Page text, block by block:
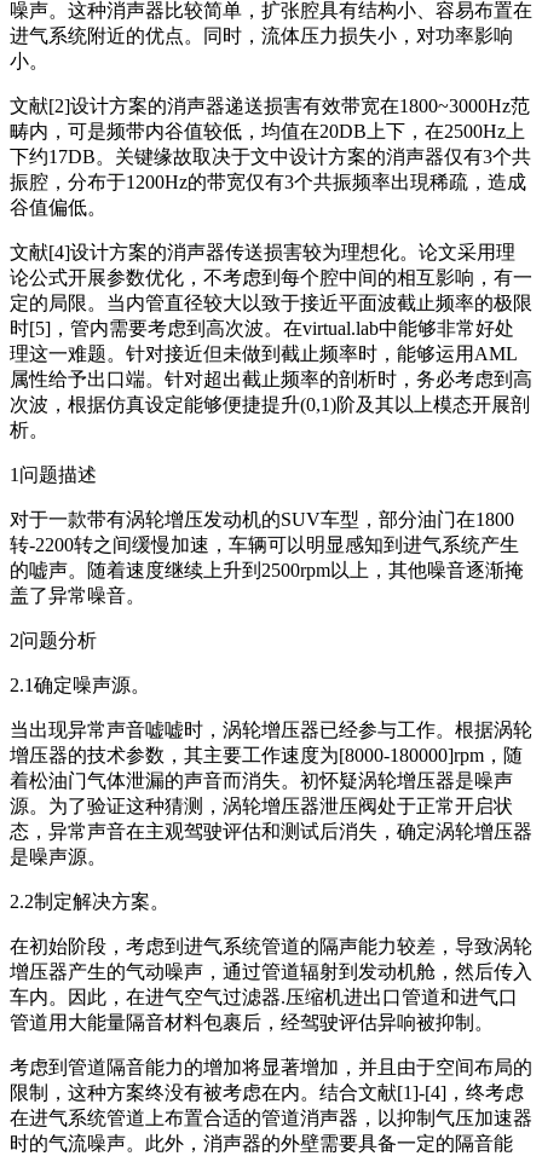
噪声。这种消声器比较简单，扩张腔具有结构小、容易布置在
进气系统附近的优点。同时，流体压力损失小，对功率影响
小。
文献[2]设计方案的消声器递送损害有效带宽在1800~3000Hz范
畴内，可是频带内谷值较低，均值在20DB上下，在2500Hz上
下约17DB。关键缘故取决于文中设计方案的消声器仅有3个共
振腔，分布于1200Hz的带宽仅有3个共振频率出現稀疏，造成
谷值偏低。
文献[4]设计方案的消声器传送损害较为理想化。论文采用理
论公式开展参数优化，不考虑到每个腔中间的相互影响，有一
定的局限。当内管直径较大以致于接近平面波截止频率的极限
时[5]，管内需要考虑到高次波。在virtual.lab中能够非常好处
理这一难题。针对接近但未做到截止频率时，能够运用AML
属性给予出口端。针对超出截止频率的剖析时，务必考虑到高
次波，根据仿真设定能够便捷提升(0,1)阶及其以上模态开展剖
析。
1问题描述
对于一款带有涡轮增压发动机的SUV车型，部分油门在1800
转-2200转之间缓慢加速，车辆可以明显感知到进气系统产生
的嘘声。随着速度继续上升到2500rpm以上，其他噪音逐渐掩
盖了异常噪音。
2问题分析
2.1确定噪声源。
当出现异常声音嘘嘘时，涡轮增压器已经参与工作。根据涡轮
增压器的技术参数，其主要工作速度为[8000-180000]rpm，随
着松油门气体泄漏的声音而消失。初怀疑涡轮增压器是噪声
源。为了验证这种猜测，涡轮增压器泄压阀处于正常开启状
态，异常声音在主观驾驶评估和测试后消失，确定涡轮增压器
是噪声源。
2.2制定解决方案。
在初始阶段，考虑到进气系统管道的隔声能力较差，导致涡轮
增压器产生的气动噪声，通过管道辐射到发动机舱，然后传入
车内。因此，在进气空气过滤器.压缩机进出口管道和进气口
管道用大能量隔音材料包裹后，经驾驶评估异响被抑制。
考虑到管道隔音能力的增加将显著增加，并且由于空间布局的
限制，这种方案终没有被考虑在内。结合文献[1]-[4]，终考虑
在进气系统管道上布置合适的管道消声器，以抑制气压加速器
时的气流噪声。此外，消声器的外壁需要具备一定的隔音能